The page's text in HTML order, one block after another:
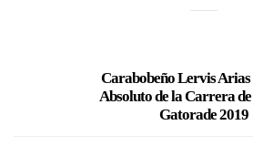
Carabobeño Lervis
Absoluto de la Carrera
Gatorade 2019